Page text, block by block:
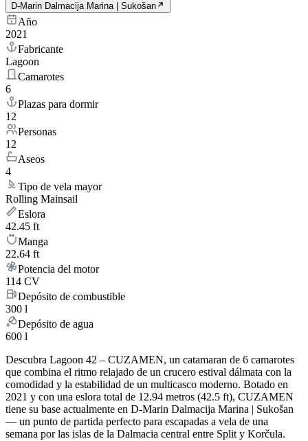
D-Marin Dalmacija Marina | Sukošan
Año
2021
Fabricante
Lagoon
Camarotes
6
Plazas para dormir
12
Personas
12
Aseos
4
Tipo de vela mayor
Rolling Mainsail
Eslora
42.45 ft
Manga
22.64 ft
Potencia del motor
114 CV
Depósito de combustible
300 l
Depósito de agua
600 l
Descubra Lagoon 42 – CUZAMEN, un catamaran de 6 camarotes
que combina el ritmo relajado de un crucero estival dálmata con la
comodidad y la estabilidad de un multicasco moderno. Botado en
2021 y con una eslora total de 12.94 metros (42.5 ft), CUZAMEN
tiene su base actualmente en D-Marin Dalmacija Marina | Sukošan
— un punto de partida perfecto para escapadas a vela de una
semana por las islas de la Dalmacia central entre Split y Korčula.